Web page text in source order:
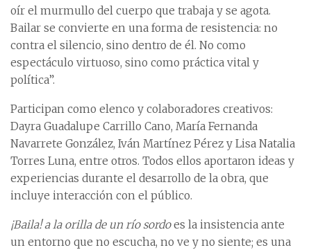
oír el murmullo del cuerpo que trabaja y se agota.
Bailar se convierte en una forma de resistencia: no
contra el silencio, sino dentro de él. No como
espectáculo virtuoso, sino como práctica vital y
política”.
Participan como elenco y colaboradores creativos:
Dayra Guadalupe Carrillo Cano, María Fernanda
Navarrete González, Iván Martínez Pérez y Lisa Natalia
Torres Luna, entre otros. Todos ellos aportaron ideas y
experiencias durante el desarrollo de la obra, que
incluye interacción con el público.
¡Baila! a la orilla de un río sordoes la insistencia ante
un entorno que no escucha, no ve y no siente; es una